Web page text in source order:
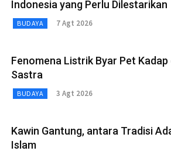
Indonesia yang Perlu Dilestarikan
BUDAYA 7 Agt 2026
Fenomena Listrik Byar Pet Kadap
Sastra
BUDAYA 3 Agt 2026
Kawin Gantung, antara Tradisi
Islam